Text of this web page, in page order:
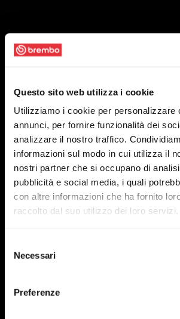
Questo sito web utilizza i cookie
Utilizziamo i cookie per personalizzare
annunci, per fornire funzionalità dei
analizzare il nostro traffico.
informazioni sul modo in cui utilizza il
nostri partner che si occupano di
pubblicità e social media, i quali
con altre informazioni che ha fornito
raccolto dal suo utilizzo dei loro servizi.
delNecessari
Preferenze